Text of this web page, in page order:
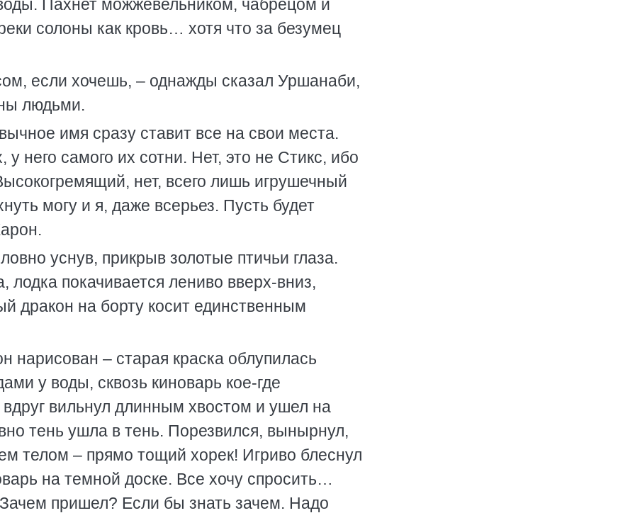
Пахнет можжевельником, чабрецом и
солоны как кровь… хотя что за безумец
если хочешь, – однажды сказал Уршанаби,
людьми.
имя сразу ставит все на свои места.
него самого их сотни. Нет, это не Стикс, ибо
нет, всего лишь игрушечный
могу и я, даже всерьез. Пусть будет
уснув, прикрыв золотые птичьи глаза.
покачивается лениво вверх-вниз,
дракон на борту косит единственным
нарисован – старая краска облупилась
у воды, сквозь киноварь кое-где
вдруг вильнул длинным хвостом и ушел на
тень ушла в тень. Порезвился, вынырнул,
телом – прямо тощий хорек! Игриво блеснул
на темной доске. Все хочу спросить…
пришел? Если бы знать зачем. Надо